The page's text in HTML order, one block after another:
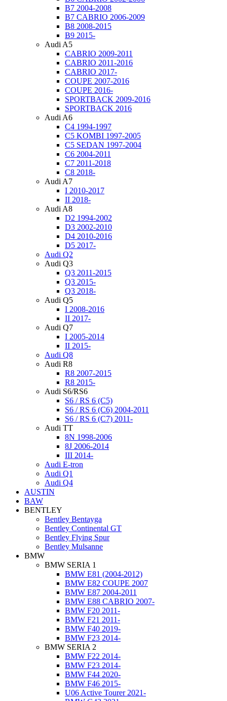
B7 2004-2008
B7 CABRIO 2006-2009
B8 2008-2015
B9 2015-
Audi A5
CABRIO 2009-2011
CABRIO 2011-2016
CABRIO 2017-
COUPE 2007-2016
COUPE 2016-
SPORTBACK 2009-2016
SPORTBACK 2016
Audi A6
C4 1994-1997
C5 KOMBI 1997-2005
C5 SEDAN 1997-2004
C6 2004-2011
C7 2011-2018
C8 2018-
Audi A7
I 2010-2017
II 2018-
Audi A8
D2 1994-2002
D3 2002-2010
D4 2010-2016
D5 2017-
Audi Q2
Audi Q3
Q3 2011-2015
Q3 2015-
Q3 2018-
Audi Q5
I 2008-2016
II 2017-
Audi Q7
I 2005-2014
II 2015-
Audi Q8
Audi R8
R8 2007-2015
R8 2015-
Audi S6/RS6
S6 / RS 6 (C5)
S6 / RS 6 (C6) 2004-2011
S6 / RS 6 (C7) 2011-
Audi TT
8N 1998-2006
8J 2006-2014
III 2014-
Audi Е-tron
Audi Q1
Audi Q4
AUSTIN
BAW
BENTLEY
Bentley Bentayga
Bentley Continental GT
Bentley Flying Spur
Bentley Mulsanne
BMW
BMW SERIA 1
BMW E81 (2004-2012)
BMW E82 COUPE 2007
BMW E87 2004-2011
BMW E88 CABRIO 2007-
BMW F20 2011-
BMW F21 2011-
BMW F40 2019-
BMW F23 2014-
BMW SERIA 2
BMW F22 2014-
BMW F23 2014-
BMW F44 2020-
BMW F46 2015-
U06 Active Tourer 2021-